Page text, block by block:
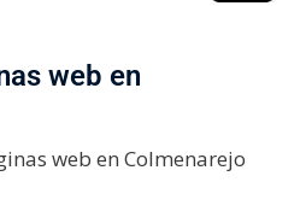
web en
web en Colmenarejo